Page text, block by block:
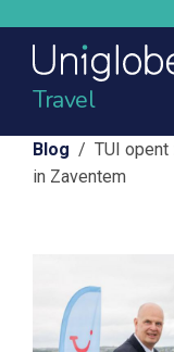
Travel
Blog / TUI opent
in Zaventem